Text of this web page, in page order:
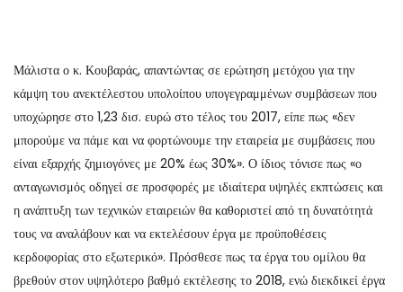
Μάλιστα ο κ. Κουβαράς, απαντώντας σε ερώτηση μετόχου για την
κάμψη του ανεκτέλεστου υπολοίπου υπογεγραμμένων συμβάσεων που
υποχώρησε στο 1,23 δισ. ευρώ στο τέλος του 2017, είπε πως «δεν
μπορούμε να πάμε και να φορτώνουμε την εταιρεία με συμβάσεις που
είναι εξαρχής ζημιογόνες με 20% έως 30%». Ο ίδιος τόνισε πως «ο
ανταγωνισμός οδηγεί σε προσφορές με ιδιαίτερα υψηλές εκπτώσεις και
η ανάπτυξη των τεχνικών εταιρειών θα καθοριστεί από τη δυνατότητά
τους να αναλάβουν και να εκτελέσουν έργα με προϋποθέσεις
κερδοφορίας στο εξωτερικό». Πρόσθεσε πως τα έργα του ομίλου θα
βρεθούν στον υψηλότερο βαθμό εκτέλεσης το 2018, ενώ διεκδικεί έργα